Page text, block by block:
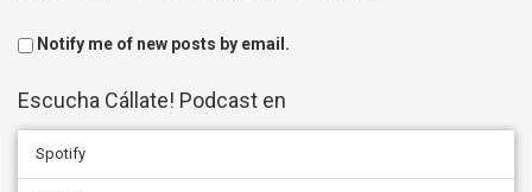
Notify me of new posts by email.
Escucha Cállate! Podcast en
Spotify